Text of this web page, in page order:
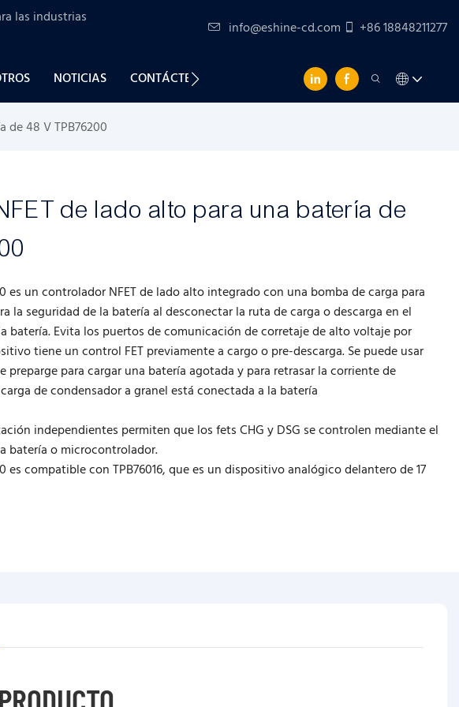
las industrias
info@eshine-cd.com +86 18848211277
NOTICIAS CONTÁCTENOS
48 V TPB76200
de lado alto para una batería de
es un controlador NFET de lado alto integrado con una bomba de carga para
la seguridad de la batería al desconectar la ruta de carga o descarga en el
batería. Evita los puertos de comunicación de corretaje de alto voltaje por
tiene un control FET previamente a cargo o pre-descarga. Se puede usar
preparge para cargar una batería agotada y para retrasar la corriente de
de condensador a granel está conectada a la batería
independientes permiten que los fets CHG y DSG se controlen mediante el
batería o microcontrolador.
es compatible con TPB76016, que es un dispositivo analógico delantero de 17